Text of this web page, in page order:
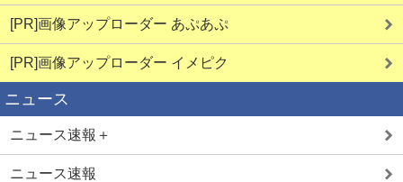
[PR]画像アップローダー あぷあぷ
[PR]画像アップローダー イメピク
ニュース
ニュース速報＋
ニュース速報